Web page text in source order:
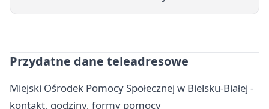
Przydatne dane teleadresowe
Miejski Ośrodek Pomocy Społecznej w Bielsku-Białej -
kontakt, godziny, formy pomocy